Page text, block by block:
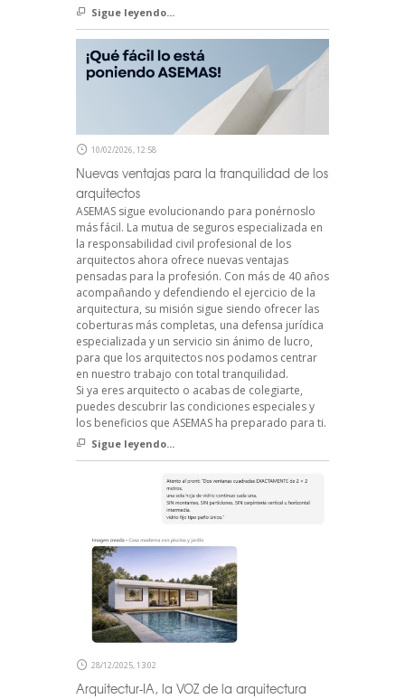
Sigue leyendo...
10/02/2026, 12:58
Nuevas ventajas para la tranquilidad de los
arquitectos
ASEMAS sigue evolucionando para ponérnoslo
más fácil. La mutua de seguros especializada en
la responsabilidad civil profesional de los
arquitectos ahora ofrece nuevas ventajas
pensadas para la profesión. Con más de 40 años
acompañando y defendiendo el ejercicio de la
arquitectura, su misión sigue siendo ofrecer las
coberturas más completas, una defensa jurídica
especializada y un servicio sin ánimo de lucro,
para que los arquitectos nos podamos centrar
en nuestro trabajo con total tranquilidad.
Si ya eres arquitecto o acabas de colegiarte,
puedes descubrir las condiciones especiales y
los beneficios que ASEMAS ha preparado para ti.
Sigue leyendo...
28/12/2025, 13:02
Arquitectur-IA, la VOZ de la arquitectura